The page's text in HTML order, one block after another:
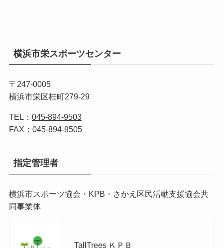
横浜市栄スポーツセンター
〒247-0005
横浜市栄区桂町279-29
TEL： 045-894-9503
FAX：045-894-9505
指定管理者
横浜市スポーツ協会・KPB・さかえ区民活動支援協会共
同事業体
TallTrees ＫＰＢ